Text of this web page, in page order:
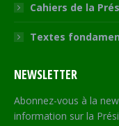
Cahiers de la
Textes
NEWSLETTER
Abonnez-vous à la
information sur la